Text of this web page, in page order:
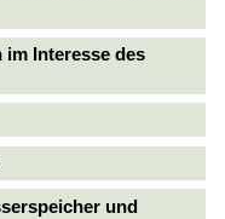
im Interesse des
und